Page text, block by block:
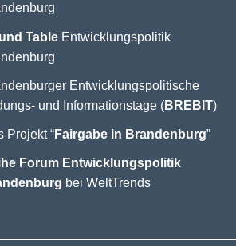
Table Entwicklungspolitik
Entwicklungspolitische
und Informationstage (BREBIT)
Projekt “Fairgabe in Brandenburg”
Forum Entwicklungspolitik
bei WeltTrends